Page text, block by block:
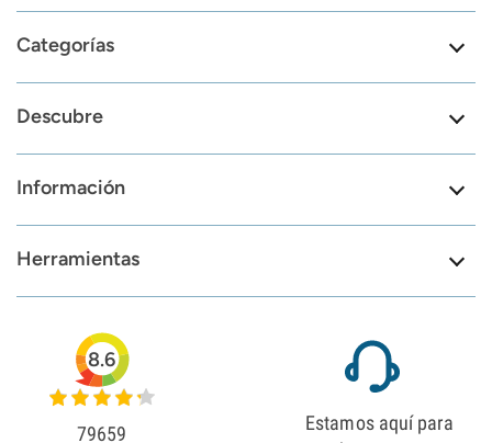
Categorías
Descubre
Información
Herramientas
8.6
79659
Estamos aquí para